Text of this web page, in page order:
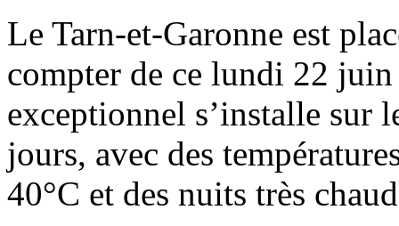
Le Tarn-et-Garonne est
compter de ce lundi 22
exceptionnel s’installe sur
jours, avec des
40°C et des nuits très